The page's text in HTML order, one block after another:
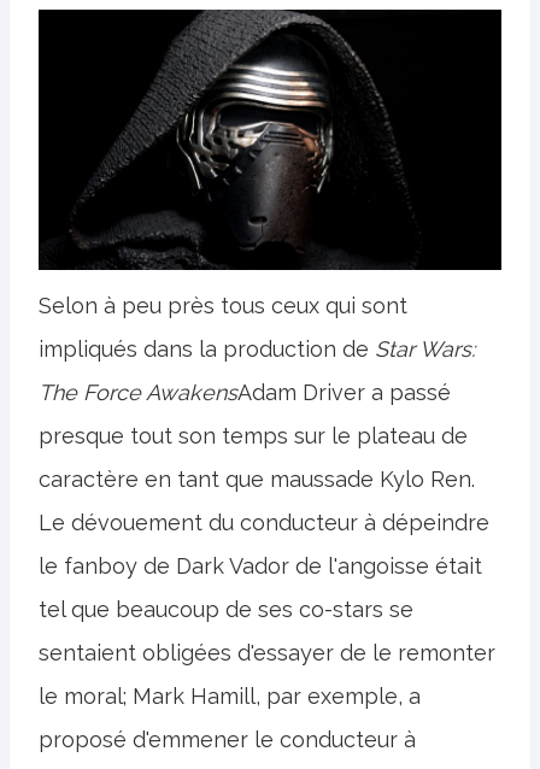
Selon à peu près tous ceux qui sont
impliqués dans la production de Star Wars:
The Force AwakensAdam Driver a passé
presque tout son temps sur le plateau de
caractère en tant que maussade Kylo Ren.
Le dévouement du conducteur à dépeindre
le fanboy de Dark Vador de l'angoisse était
tel que beaucoup de ses co-stars se
sentaient obligées d'essayer de le remonter
le moral; Mark Hamill, par exemple, a
proposé d'emmener le conducteur à